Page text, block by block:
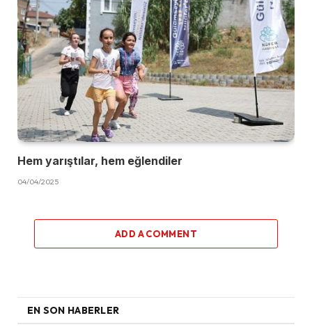
Hem yarıştılar, hem eğlendiler
04/04/2025
ADD A COMMENT
EN SON HABERLER